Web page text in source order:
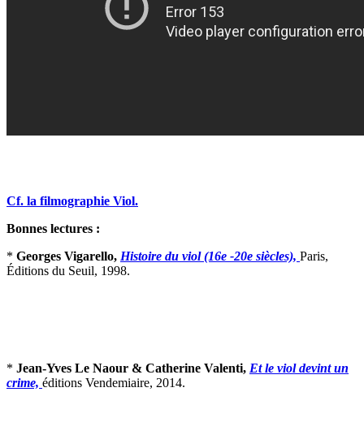
Cf. la filmographie Viol.
Bonnes lectures :
* Georges Vigarello, Histoire du viol (16e -20e siècles), Paris,
Éditions du Seuil, 1998.
* Jean-Yves Le Naour & Catherine Valenti, Et le viol devint un
crime, éditions Vendemiaire, 2014.